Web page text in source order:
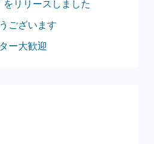
リリースしました
ございます
ー大歓迎